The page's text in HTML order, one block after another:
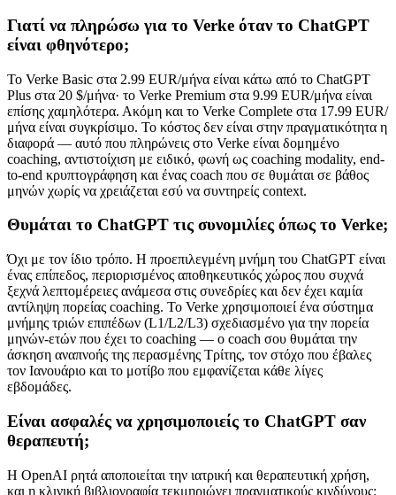
Γιατί να πληρώσω για το Verke όταν το ChatGPT
είναι φθηνότερο;
Το Verke Basic στα 2.99 EUR/μήνα είναι κάτω από το ChatGPT
Plus στα 20 $/μήνα· το Verke Premium στα 9.99 EUR/μήνα είναι
επίσης χαμηλότερα. Ακόμη και το Verke Complete στα 17.99 EUR/
μήνα είναι συγκρίσιμο. Το κόστος δεν είναι στην πραγματικότητα η
διαφορά — αυτό που πληρώνεις στο Verke είναι δομημένο
coaching, αντιστοίχιση με ειδικό, φωνή ως coaching modality, end-
to-end κρυπτογράφηση και ένας coach που σε θυμάται σε βάθος
μηνών χωρίς να χρειάζεται εσύ να συντηρείς context.
Θυμάται το ChatGPT τις συνομιλίες όπως το Verke;
Όχι με τον ίδιο τρόπο. Η προεπιλεγμένη μνήμη του ChatGPT είναι
ένας επίπεδος, περιορισμένος αποθηκευτικός χώρος που συχνά
ξεχνά λεπτομέρειες ανάμεσα στις συνεδρίες και δεν έχει καμία
αντίληψη πορείας coaching. Το Verke χρησιμοποιεί ένα σύστημα
μνήμης τριών επιπέδων (L1/L2/L3) σχεδιασμένο για την πορεία
μηνών-ετών που έχει το coaching — ο coach σου θυμάται την
άσκηση αναπνοής της περασμένης Τρίτης, τον στόχο που έβαλες
τον Ιανουάριο και το μοτίβο που εμφανίζεται κάθε λίγες
εβδομάδες.
Είναι ασφαλές να χρησιμοποιείς το ChatGPT σαν
θεραπευτή;
Η OpenAI ρητά αποποιείται την ιατρική και θεραπευτική χρήση,
και η κλινική βιβλιογραφία τεκμηριώνει πραγματικούς κινδύνους: